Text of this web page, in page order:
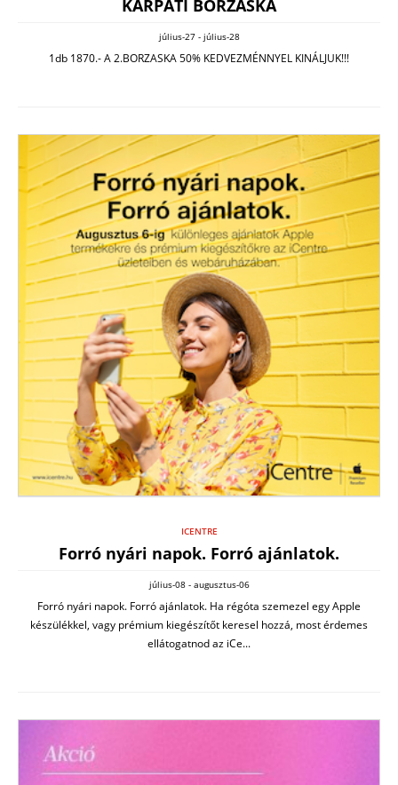
KÁRPÁTI BORZASKA
július-27 - július-28
1db 1870.- A 2.BORZASKA 50% KEDVEZMÉNNYEL KINÁLJUK!!!
ICENTRE
Forró nyári napok. Forró ajánlatok.
július-08 - augusztus-06
Forró nyári napok. Forró ajánlatok. Ha régóta szemezel egy Apple
készülékkel, vagy prémium kiegészítőt keresel hozzá, most érdemes
ellátogatnod az iCe...